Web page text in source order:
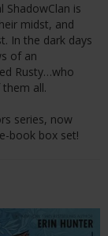
ShadowClan is
midst, and
In the dark days
of an
Rusty…who
all.
series, now
book box set!